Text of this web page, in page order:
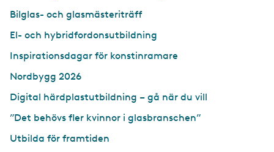
Bilglas- och glasmästeriträff
El- och hybridfordonsutbildning
Inspirationsdagar för konstinramare
Nordbygg 2026
Digital härdplastutbildning – gå när du vill
”Det behövs fler kvinnor i glasbranschen”
Utbilda för framtiden